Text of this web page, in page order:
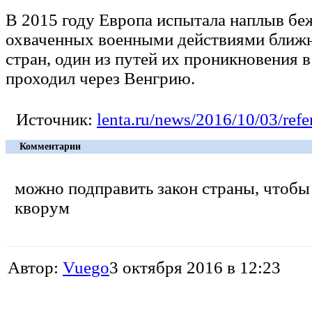
В 2015 году Европа испытала наплыв
охваченных военными действиями
стран, один из путей их проникновения
проходил через Венгрию.
Источник: lenta.ru/news/2016/10/03/
Комментарии
можно подправить закон страны,
кворум
Автор: Vuego3 октября 2016 в 12:23